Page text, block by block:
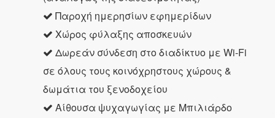
Παροχή ημερησίων εφημερίδων
Χώρος φύλαξης αποσκευών
Δωρεάν σύνδεση στο διαδίκτυο με Wi-Fi
σε όλους τους κοινόχρηστους χώρους &
δωμάτια του ξενοδοχείου
Αίθουσα ψυχαγωγίας με Μπιλιάρδο